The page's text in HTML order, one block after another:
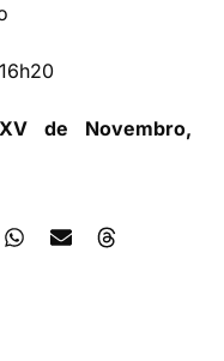
de Novembro,